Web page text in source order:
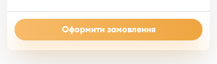
Оформити замовлення